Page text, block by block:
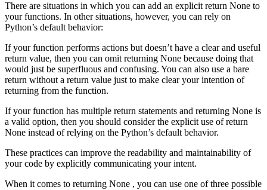
There are situations in which you can add an explicit return None to
your functions. In other situations, however, you can rely on
Python’s default behavior:
If your function performs actions but doesn’t have a clear and useful
return value, then you can omit returning None because doing that
would just be superfluous and confusing. You can also use a bare
return without a return value just to make clear your intention of
returning from the function.
If your function has multiple return statements and returning None is
a valid option, then you should consider the explicit use of return
None instead of relying on the Python’s default behavior.
These practices can improve the readability and maintainability of
your code by explicitly communicating your intent.
When it comes to returning None , you can use one of three possible